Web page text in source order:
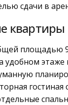
сдачи в
квартиры
площадью
удобном этаже
гостиная